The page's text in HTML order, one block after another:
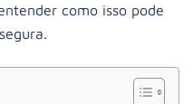
como isso pode